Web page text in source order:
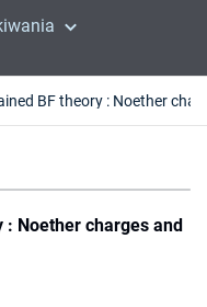
: Noether charges and